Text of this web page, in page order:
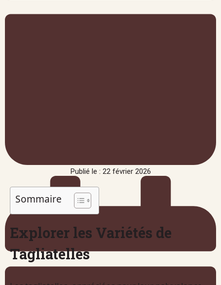
Publié le : 22 février 2026
Sommaire
Explorer les Variétés de
Tagliatelles